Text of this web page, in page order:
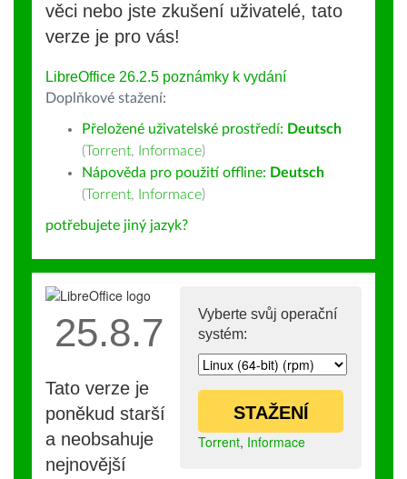
věci nebo jste zkušení uživatelé, tato
verze je pro vás!
LibreOffice 26.2.5 poznámky k vydání
Doplňkové stažení:
Přeložené uživatelské prostředí: Deutsch
(Torrent, Informace)
Nápověda pro použití offline: Deutsch
(Torrent, Informace)
potřebujete jiný jazyk?
Vyberte svůj operační
systém:
STAŽENÍ
Torrent, Informace
25.8.7
Tato verze je
poněkud starší
a neobsahuje
nejnovější